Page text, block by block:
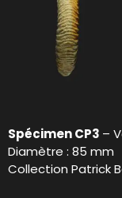
Spécimen CP3 –
Diamètre : 85 mm
Collection Patrick